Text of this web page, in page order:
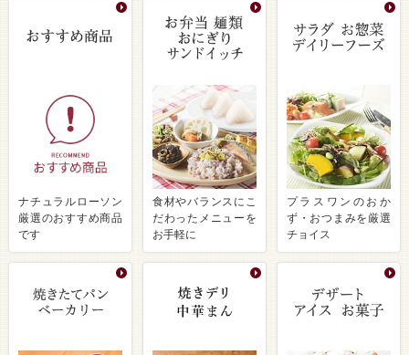
ナチュラルローソン
厳選のおすすめ商品
です
食材やバランスにこ
だわったメニューを
お手軽に
プラスワンのおか
ず・おつまみを厳選
チョイス